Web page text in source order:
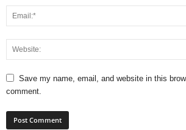
Save my name, email, and website in this
comment.